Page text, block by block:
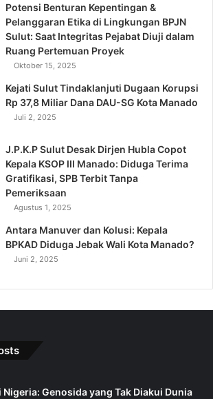
Potensi Benturan Kepentingan &
Pelanggaran Etika di Lingkungan BPJN
Sulut: Saat Integritas Pejabat Diuji dalam
Ruang Pertemuan Proyek
Oktober 15, 2025
Kejati Sulut Tindaklanjuti Dugaan Korupsi
Rp 37,8 Miliar Dana DAU-SG Kota Manado
Juli 2, 2025
J.P.K.P Sulut Desak Dirjen Hubla Copot
Kepala KSOP III Manado: Diduga Terima
Gratifikasi, SPB Terbit Tanpa
Pemeriksaan
Agustus 1, 2025
Antara Manuver dan Kolusi: Kepala
BPKAD Diduga Jebak Wali Kota Manado?
Juni 2, 2025
Genosida yang Tak Diakui Dunia